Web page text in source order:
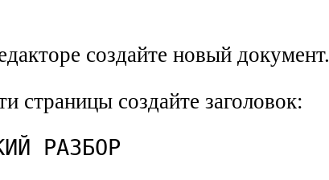
создайте новый документ.
страницы создайте заголовок:
РАЗБОР